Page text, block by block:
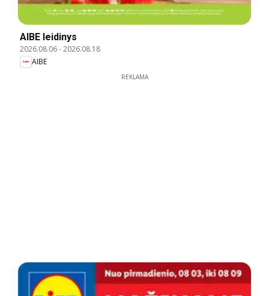
AIBE leidinys
2026.08.06-2026.08.18
AIBE
REKLAMA